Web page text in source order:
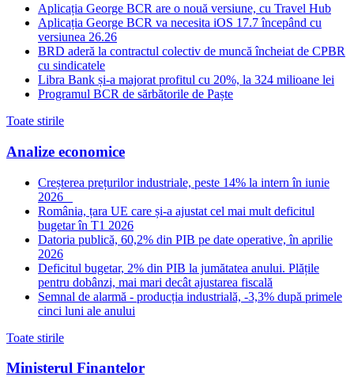
Aplicația George BCR are o nouă versiune, cu Travel Hub
Aplicația George BCR va necesita iOS 17.7 începând cu
versiunea 26.26
BRD aderă la contractul colectiv de muncă încheiat de CPBR
cu sindicatele
Libra Bank și-a majorat profitul cu 20%, la 324 milioane lei
Programul BCR de sărbătorile de Paște
Toate stirile
Analize economice
Creșterea prețurilor industriale, peste 14% la intern în iunie
2026
România, țara UE care și-a ajustat cel mai mult deficitul
bugetar în T1 2026
Datoria publică, 60,2% din PIB pe date operative, în aprilie
2026
Deficitul bugetar, 2% din PIB la jumătatea anului. Plățile
pentru dobânzi, mai mari decât ajustarea fiscală
Semnal de alarmă - producția industrială, -3,3% după primele
cinci luni ale anului
Toate stirile
Ministerul Finantelor